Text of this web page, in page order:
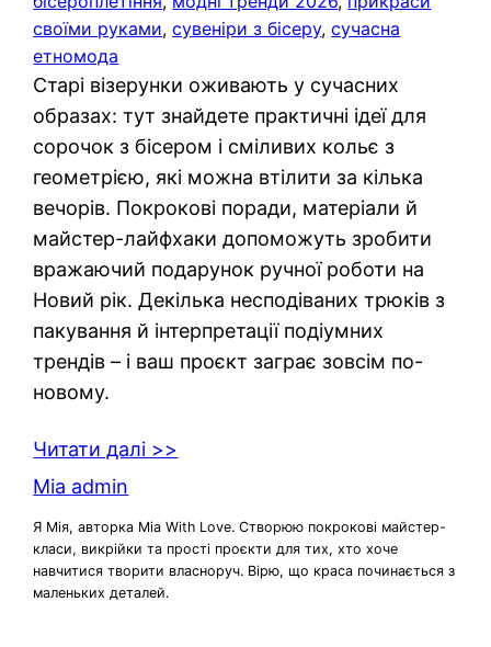
своїми руками, сувеніри з бісеру, сучасна
етномода
Старі візерунки оживають у сучасних
образах: тут знайдете практичні ідеї для
сорочок з бісером і сміливих кольє з
геометрією, які можна втілити за кілька
вечорів. Покрокові поради, матеріали й
майстер-лайфхаки допоможуть зробити
вражаючий подарунок ручної роботи на
Новий рік. Декілька несподіваних трюків з
пакування й інтерпретації подіумних
трендів – і ваш проєкт заграє зовсім по-
новому.
Читати далі >>
Mia admin
Я Мія, авторка Mia With Love. Створюю покрокові майстер-
класи, викрійки та прості проєкти для тих, хто хоче
навчитися творити власноруч. Вірю, що краса починається з
маленьких деталей.